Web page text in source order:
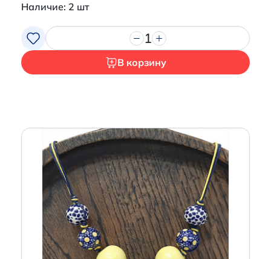
Наличие: 2 шт
1
В корзину